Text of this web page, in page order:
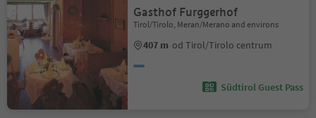
Gasthof Furggerhof
Tirol/Tirolo, Meran/Merano and environs
407 m od Tirol/Tirolo centrum
Südtirol Guest Pass